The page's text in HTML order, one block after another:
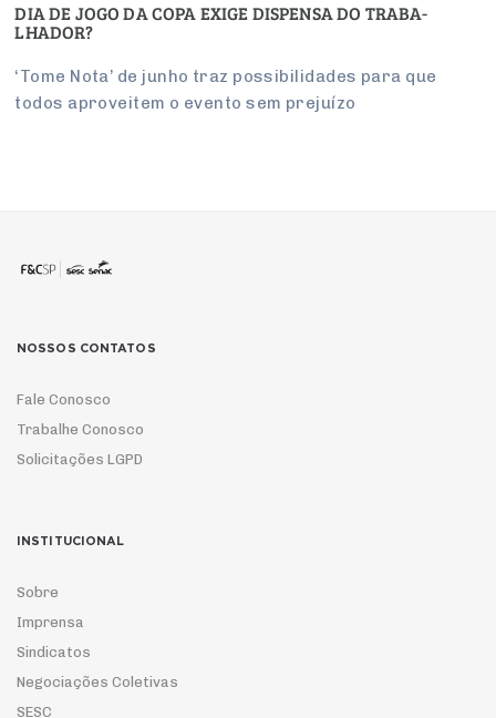
DIA DE JOGO DA COPA EXIGE DIS­PENSA DO TRA­BA­
LHADOR?
‘Tome Nota’ de junho traz pos­si­bi­li­dades para que
todos apro­veitem o evento sem pre­juízo
NOSSOS CONTATOS
Fale Conosco
Trabalhe Conosco
Solicitações LGPD
INSTITUCIONAL
Sobre
Imprensa
Sindicatos
Negociações Coletivas
SESC